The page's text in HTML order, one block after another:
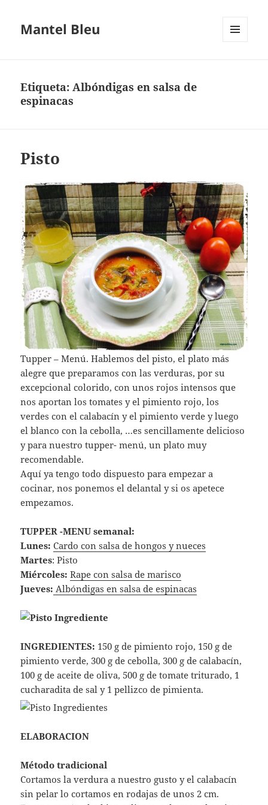
Mantel Bleu
Etiqueta:Albóndigas en salsa de
espinacas
Pisto
Tupper – Menú. Hablemos del pisto, el plato más
alegre que preparamos con las verduras, por su
excepcional colorido, con unos rojos intensos que
nos aportan los tomates y el pimiento rojo, los
verdes con el calabacín y el pimiento verde y luego
el blanco con la cebolla, …es sencillamente delicioso
y para nuestro tupper- menú, un plato muy
recomendable.
Aquí ya tengo todo dispuesto para empezar a
cocinar, nos ponemos el delantal y si os apetece
empezamos.
TUPPER -MENU semanal:
Lunes: Cardo con salsa de hongos y nueces
Martes: Pisto
Miércoles: Rape con salsa de marisco
Jueves: Albóndigas en salsa de espinacas
INGREDIENTES: 150 g de pimiento rojo, 150 g de
pimiento verde, 300 g de cebolla, 300 g de calabacín,
100 g de aceite de oliva, 500 g de tomate triturado, 1
cucharadita de sal y 1 pellizco de pimienta.
ELABORACION
Método tradicional
Cortamos la verdura a nuestro gusto y el calabacín
sin pelar lo cortamos en rodajas de unos 2 cm.